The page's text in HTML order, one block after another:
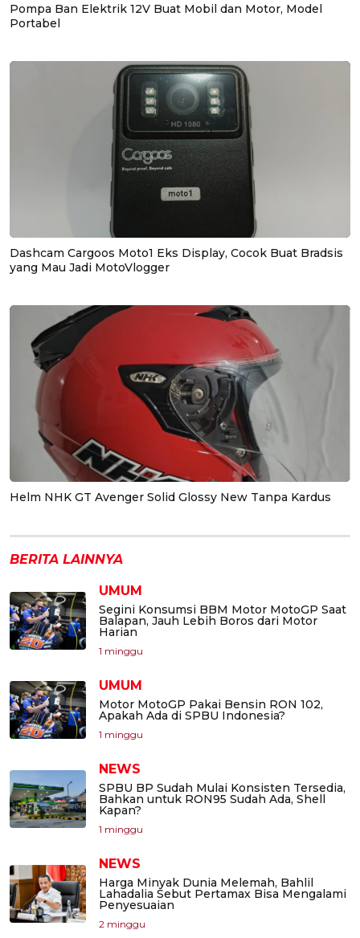
Pompa Ban Elektrik 12V Buat Mobil dan Motor, Model
Portabel
Dashcam Cargoos Moto1 Eks Display, Cocok Buat Bradsis
yang Mau Jadi MotoVlogger
Helm NHK GT Avenger Solid Glossy New Tanpa Kardus
BERITA LAINNYA
UMUM
Segini Konsumsi BBM Motor MotoGP Saat
Balapan, Jauh Lebih Boros dari Motor
Harian
1 minggu
UMUM
Motor MotoGP Pakai Bensin RON 102,
Apakah Ada di SPBU Indonesia?
1 minggu
NEWS
SPBU BP Sudah Mulai Konsisten Tersedia,
Bahkan untuk RON95 Sudah Ada, Shell
Kapan?
1 minggu
NEWS
Harga Minyak Dunia Melemah, Bahlil
Lahadalia Sebut Pertamax Bisa Mengalami
Penyesuaian
2 minggu